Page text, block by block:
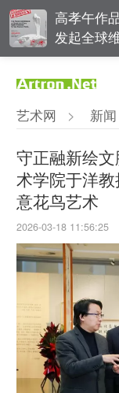
高孝午作
发起全球
破界与归真
阿拉里奥
为策展式
张瀚文：
界
艺术网 > 新闻
守正融新绘
术学院于洋
意花鸟艺术
2026-03-18 11:56:25